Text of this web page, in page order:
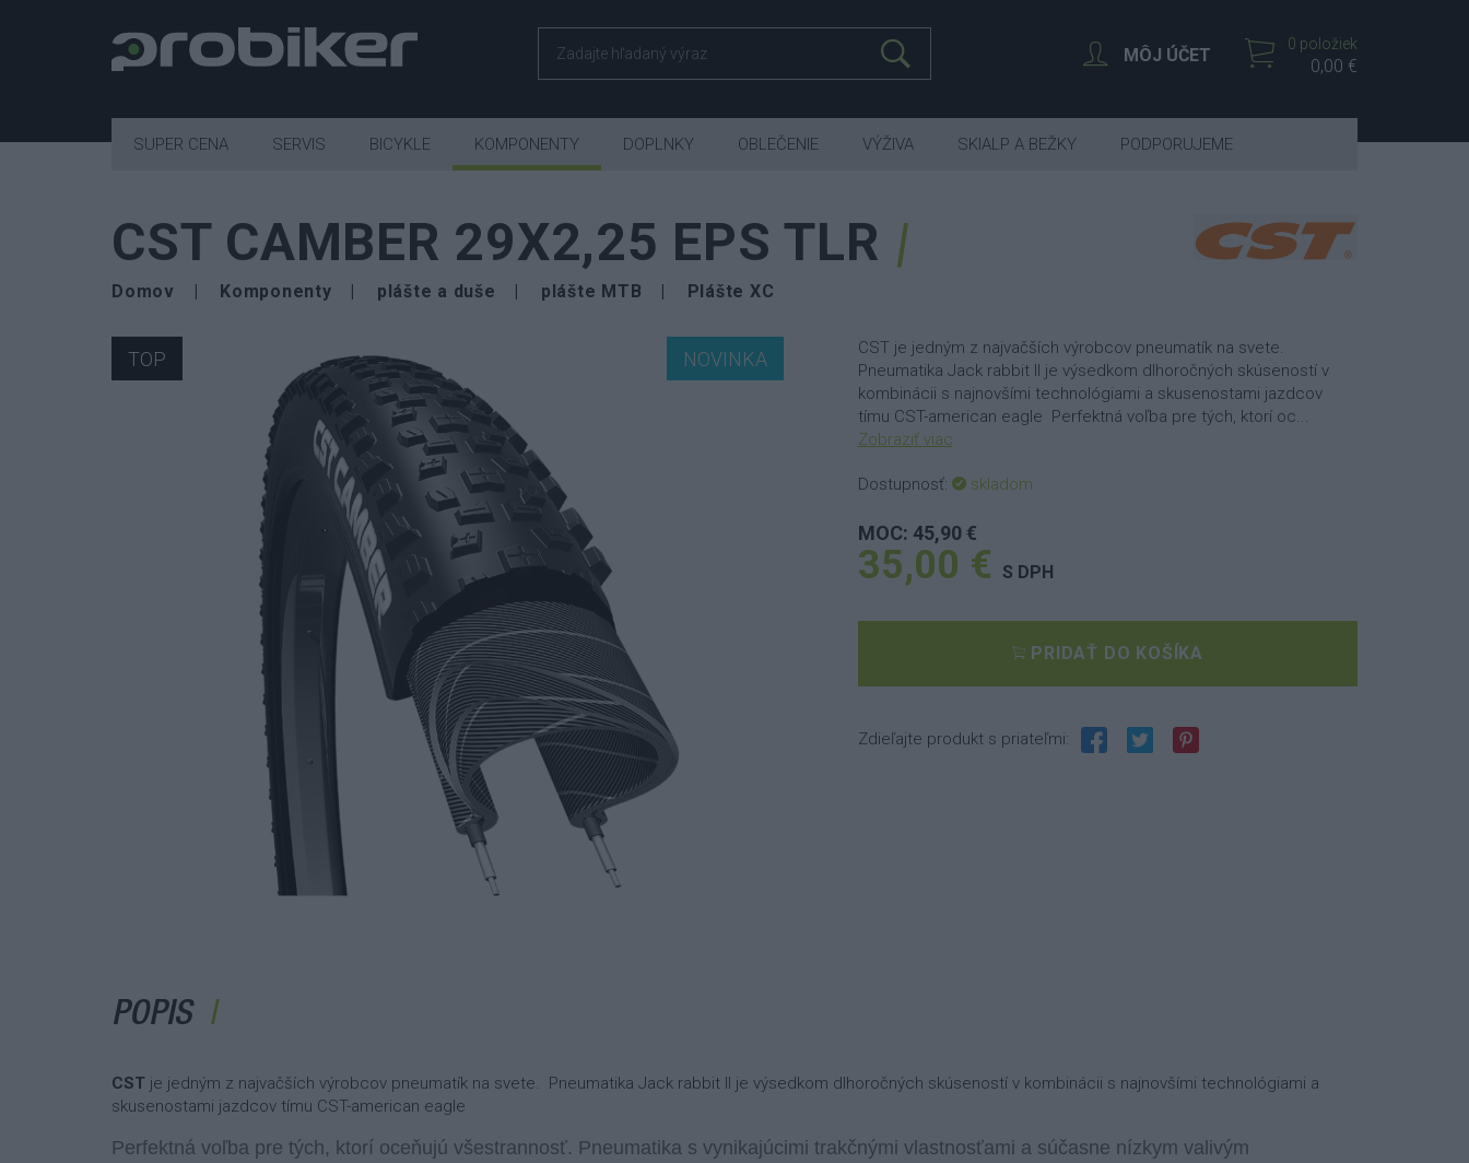
CST CAMBER 29X2,25 EPS TLR
Domov Komponenty plášte a duše plášte MTB Plášte XC
NOVINKA
TOP
CST je jedným z najvačších výrobcov pneumatík na svete.
Pneumatika Jack rabbit II je výsedkom dlhoročných skúseností v
kombinácii s najnovšími technológiami a skusenostami jazdcov
tímu CST-american eagle Perfektná voľba pre tých, ktorí oc...
Zobraziť viac
Dostupnosť: skladom
MOC: 45,90 €
35,00 € S DPH
PRIDAŤ DO KOŠÍKA
Zdieľajte produkt s priateľmi:
POPIS
CST je jedným z najvačších výrobcov pneumatík na svete. Pneumatika Jack rabbit II je výsedkom dlhoročných skúseností v kombinácii s najnovšími technológiami a
skusenostami jazdcov tímu CST-american eagle
Perfektná voľba pre tých, ktorí oceňujú všestrannosť. Pneumatika s vynikajúcimi trakčnými vlastnosťami a súčasne nízkym valivým
0 položiek
0,00 €
MÔJ ÚČET
SUPER CENA SERVIS BICYKLE KOMPONENTY DOPLNKY OBLEČENIE VÝŽIVA SKIALP A BEŽKY PODPORUJEME